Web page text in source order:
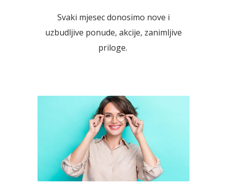
Svaki mjesec donosimo nove i
uzbudljive ponude, akcije, zanimljive
priloge.